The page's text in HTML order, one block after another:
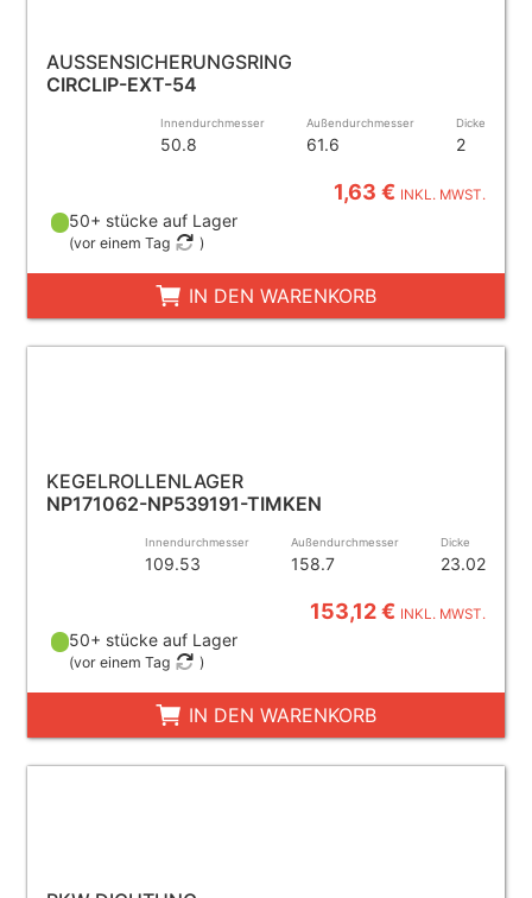
AUSSENSICHERUNGSRING
CIRCLIP-EXT-54
Innendurchmesser
50.8
Außendurchmesser
61.6
Dicke
2
1,63 € INKL. MWST.
50+ stücke auf Lager
(vor einem Tag )
IN DEN WARENKORB
KEGELROLLENLAGER
NP171062-NP539191-TIMKEN
Innendurchmesser
109.53
Außendurchmesser
158.7
Dicke
23.02
153,12 € INKL. MWST.
50+ stücke auf Lager
(vor einem Tag )
IN DEN WARENKORB